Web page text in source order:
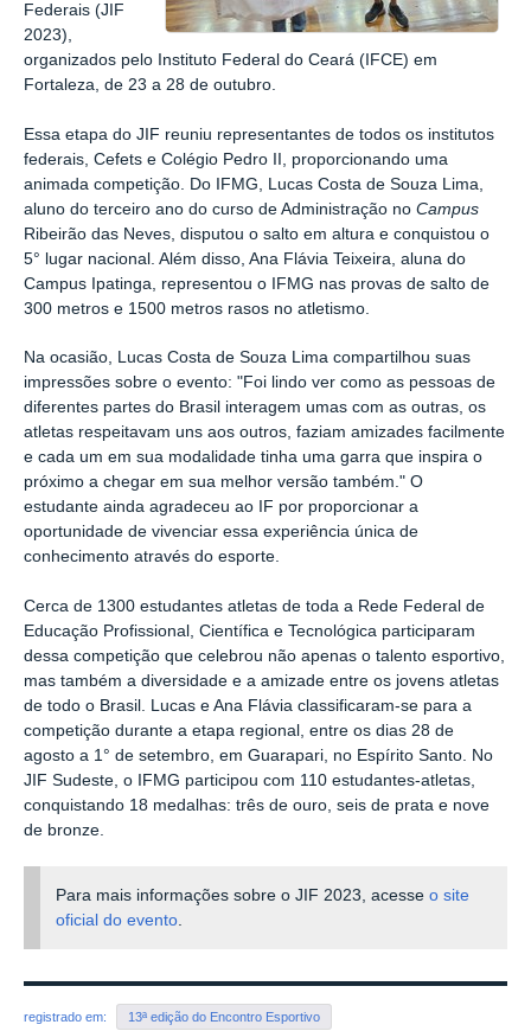
Federais (JIF
2023),
organizados pelo Instituto Federal do Ceará (IFCE) em
Fortaleza, de 23 a 28 de outubro.
Essa etapa do JIF reuniu representantes de todos os institutos
federais, Cefets e Colégio Pedro II, proporcionando uma
animada competição. Do IFMG, Lucas Costa de Souza Lima,
aluno do terceiro ano do curso de Administração no Campus
Ribeirão das Neves, disputou o salto em altura e conquistou o
5° lugar nacional. Além disso, Ana Flávia Teixeira, aluna do
Campus Ipatinga, representou o IFMG nas provas de salto de
300 metros e 1500 metros rasos no atletismo.
Na ocasião, Lucas Costa de Souza Lima compartilhou suas
impressões sobre o evento: "Foi lindo ver como as pessoas de
diferentes partes do Brasil interagem umas com as outras, os
atletas respeitavam uns aos outros, faziam amizades facilmente
e cada um em sua modalidade tinha uma garra que inspira o
próximo a chegar em sua melhor versão também." O
estudante ainda agradeceu ao IF por proporcionar a
oportunidade de vivenciar essa experiência única de
conhecimento através do esporte.
Cerca de 1300 estudantes atletas de toda a Rede Federal de
Educação Profissional, Científica e Tecnológica participaram
dessa competição que celebrou não apenas o talento esportivo,
mas também a diversidade e a amizade entre os jovens atletas
de todo o Brasil.
Lucas e Ana Flávia classificaram-se para a
competição durante a etapa regional, entre os dias 28 de
agosto a 1° de setembro, em Guarapari, no Espírito Santo. No
JIF Sudeste, o IFMG participou com 110 estudantes-atletas,
conquistando 18 medalhas: três de ouro, seis de prata e nove
de bronze.
Para mais informações sobre o JIF 2023, acesseo site
oficial do evento.
registrado em: 13ª edição do Encontro Esportivo